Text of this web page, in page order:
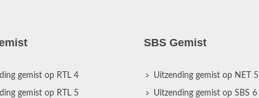
gemist op RTL 4
gemist op RTL 5
SBS Gemist
Uitzending gemist op NET 5
Uitzending gemist op SBS 6